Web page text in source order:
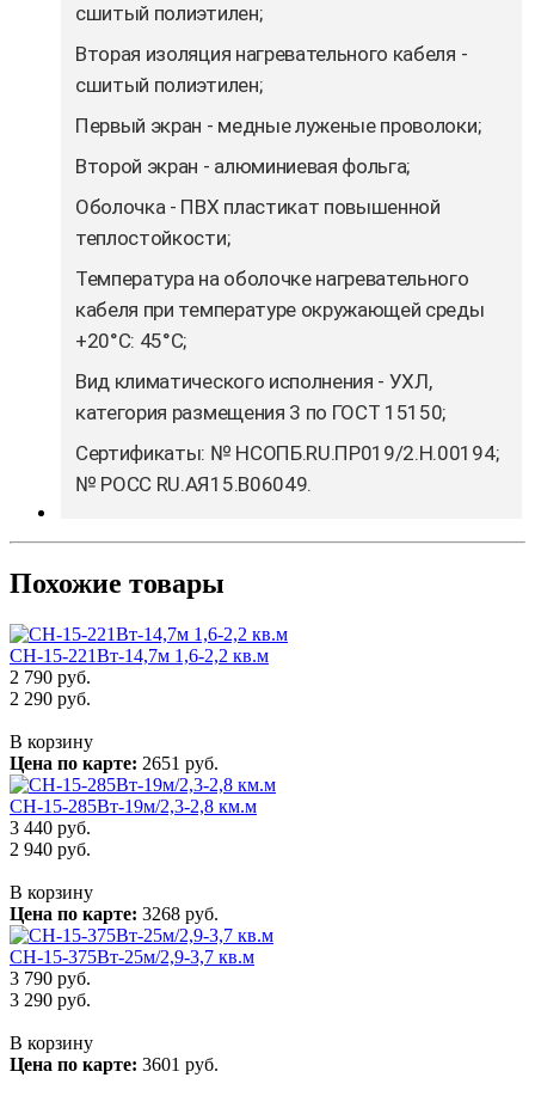
сшитый полиэтилен;
Вторая изоляция нагревательного кабеля -
сшитый полиэтилен;
Первый экран - медные луженые проволоки;
Второй экран - алюминиевая фольга;
Оболочка - ПВХ пластикат повышенной
теплостойкости;
Температура на оболочке нагревательного
кабеля при температуре окружающей среды
+20°С: 45°С;
Вид климатического исполнения - УХЛ,
категория размещения 3 по ГОСТ 15150;
Сертификаты: № НСОПБ.RU.ПР019/2.Н.00194;
№ РОСС RU.АЯ15.В06049.
Похожие товары
СН-15-221Вт-14,7м 1,6-2,2 кв.м
2 790 руб.
2 290 руб.
В корзину
Цена по карте: 2651 руб.
СН-15-285Вт-19м/2,3-2,8 км.м
3 440 руб.
2 940 руб.
В корзину
Цена по карте: 3268 руб.
СН-15-375Вт-25м/2,9-3,7 кв.м
3 790 руб.
3 290 руб.
В корзину
Цена по карте: 3601 руб.